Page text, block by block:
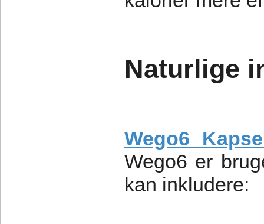
Naturlige
Wego6
Wego6 er
kan inkludere: